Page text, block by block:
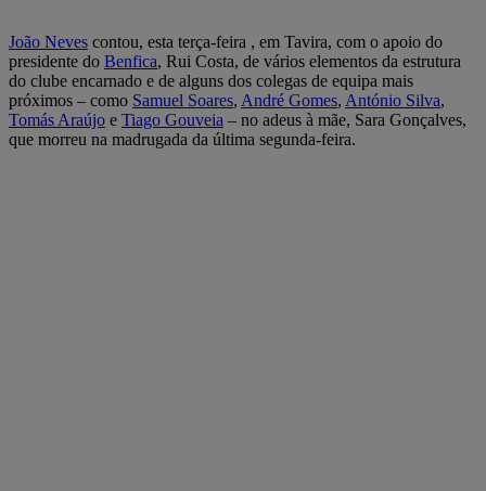
João Neves contou, esta terça-feira , em Tavira, com o apoio do
presidente do Benfica, Rui Costa, de vários elementos da estrutura
do clube encarnado e de alguns dos colegas de equipa mais
próximos – como Samuel Soares, André Gomes, António Silva,
Tomás Araújo e Tiago Gouveia – no adeus à mãe, Sara Gonçalves,
que morreu na madrugada da última segunda-feira.